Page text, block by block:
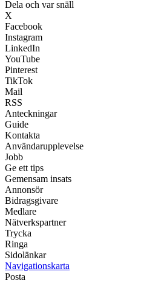
Dela och var snäll
X
Facebook
Instagram
LinkedIn
YouTube
Pinterest
TikTok
Mail
RSS
Anteckningar
Guide
Kontakta
Användarupplevelse
Jobb
Ge ett tips
Gemensam insats
Annonsör
Bidragsgivare
Medlare
Nätverkspartner
Trycka
Ringa
Sidolänkar
Navigationskarta
Posta